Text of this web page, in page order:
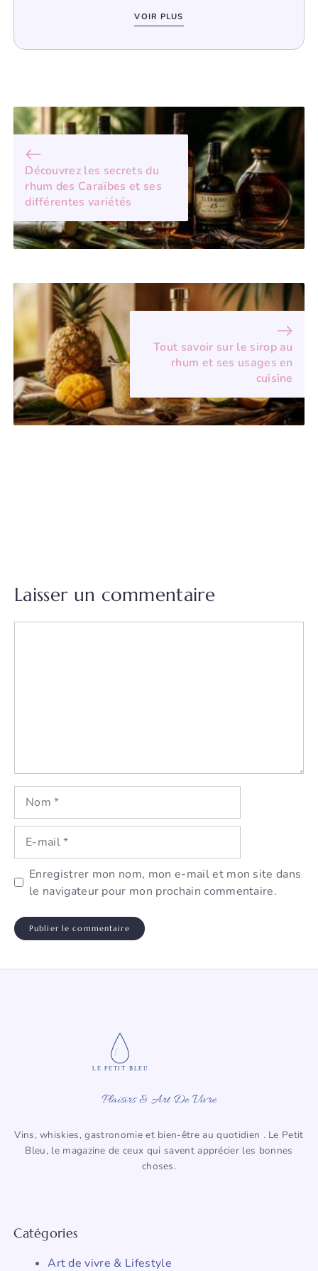
VOIR PLUS
Découvrez les secrets du
rhum des Caraïbes et ses
différentes variétés
Tout savoir sur le sirop au
rhum et ses usages en
cuisine
Laisser un commentaire
Nom
mail
Enregistrer mon nom, mon e-mail et mon site dans
le navigateur pour mon prochain commentaire.
LE PETIT BLEU
Plaisirs & Art De Vivre
Vins, whiskies, gastronomie et bien-être au quotidien . Le Petit
Bleu, le magazine de ceux qui savent apprécier les bonnes
choses.
Catégories
Art de vivre & Lifestyle